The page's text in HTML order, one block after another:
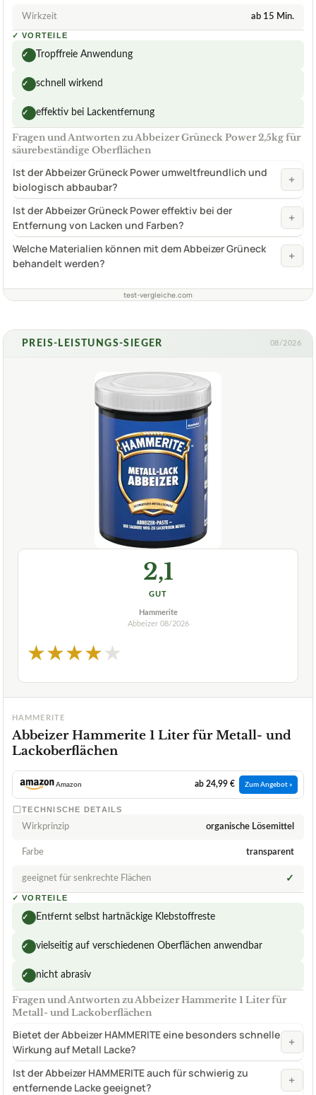
Wirkzeit ab 15 Min.
✓ VORTEILE
✓ Tropffreie Anwendung
✓ schnell wirkend
✓ effektiv bei Lackentfernung
Fragen und Antworten zu Abbeizer Grüneck Power 2,5kg für
säurebeständige Oberflächen
Ist der Abbeizer Grüneck Power umweltfreundlich und
biologisch abbaubar?
+
Ist der Abbeizer Grüneck Power effektiv bei der
Entfernung von Lacken und Farben?
+
Welche Materialien können mit dem Abbeizer Grüneck
behandelt werden?
+
test-vergleiche.com
PREIS-LEISTUNGS-SIEGER 08/2026
2,1
GUT
Hammerite
Abbeizer 08/2026
★★★★★
HAMMERITE
Abbeizer Hammerite 1 Liter für Metall- und
Lackoberflächen
Amazon ab 24,99 € Zum Angebot »
TECHNISCHE DETAILS
Wirkprinzip organische Lösemittel
Farbe transparent
geeignet für senkrechte Flächen ✓
✓ VORTEILE
✓ Entfernt selbst hartnäckige Klebstoffreste
✓ vielseitig auf verschiedenen Oberflächen anwendbar
✓ nicht abrasiv
Fragen und Antworten zu Abbeizer Hammerite 1 Liter für
Metall- und Lackoberflächen
Bietet der Abbeizer HAMMERITE eine besonders schnelle
Wirkung auf Metall Lacke?
+
Ist der Abbeizer HAMMERITE auch für schwierig zu
entfernende Lacke geeignet?
+